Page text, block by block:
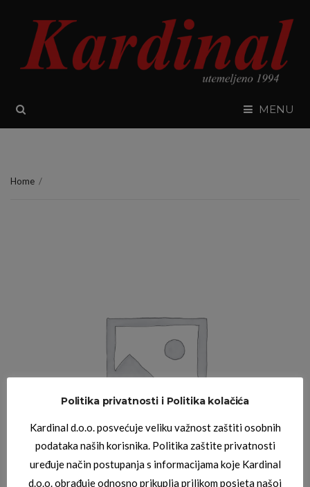
MENU
Home /
Politika privatnosti i Politika kolačića
Kardinal d.o.o. posvećuje veliku važnost zaštiti osobnih
podataka naših korisnika. Politika zaštite privatnosti
uređuje način postupanja s informacijama koje Kardinal
d.o.o. obrađuje odnosno prikuplja prilikom posjeta našoj